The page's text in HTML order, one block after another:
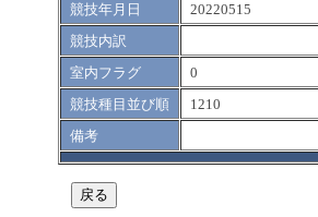
競技年月日
20220515
競技内訳
室内フラグ
0
競技種目並び順
1210
備考